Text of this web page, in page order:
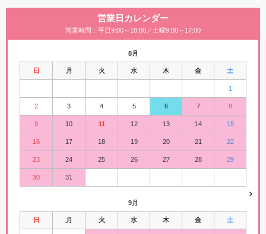
営業日カレンダー
営業時間：平日9:00～18:00／土曜9:00～17:00
8月
日 月 火 水 木 金 土
1
2 3 4 5 6 7 8
9 10 11 12 13 14 15
16 17 18 19 20 21 22
23 24 25 26 27 28 29
30 31
9月
日 月 火 水 木 金 土